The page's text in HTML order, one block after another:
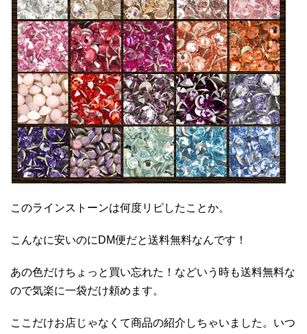
このラインストーンは何度リピしたことか。
こんなに安いのにDM便だと送料無料なんです！
あの色だけちょっと買い忘れた！などいう時も送料無料な
ので気楽に一袋だけ頼めます。
ここだけお店じゃなくて商品の紹介しちゃいました。いつ